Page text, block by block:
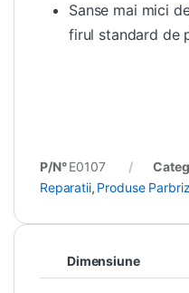
Sanse mai mici
firul standard de
P/N°E0107
Reparatii, Produse Parbriz
Dimensiune